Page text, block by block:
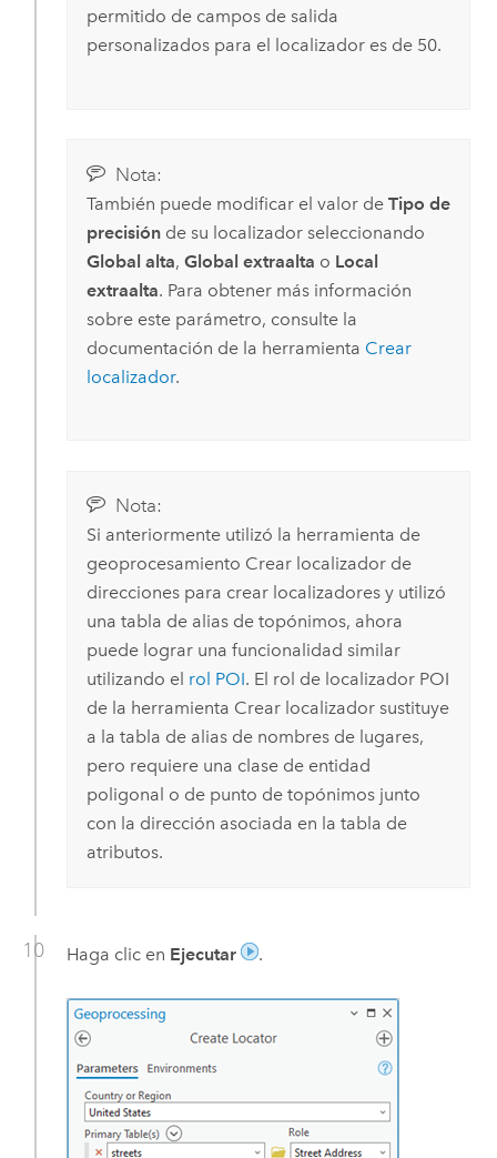
permitido de campos de salida
personalizados para el localizador es de 50.
Nota:
También puede modificar el valor de Tipo de
precisiónde su localizador seleccionando
Global alta, Global extraalta o Local
extraalta. Para obtener más información
sobre este parámetro, consulte la
documentación de la herramienta Crear
localizador.
Nota:
Si anteriormente utilizó la herramienta de
geoprocesamiento Crear localizador de
direccionespara crear localizadores y utilizó
una tabla de alias de topónimos, ahora
puede lograr una funcionalidad similar
utilizando el rol POI. El rol de localizador POI
de la herramienta Crear localizadorsustituye
a la tabla de alias de nombres de lugares,
pero requiere una clase de entidad
poligonal o de punto de topónimos junto
con la dirección asociada en la tabla de
atributos.
Haga clic en Ejecutar .